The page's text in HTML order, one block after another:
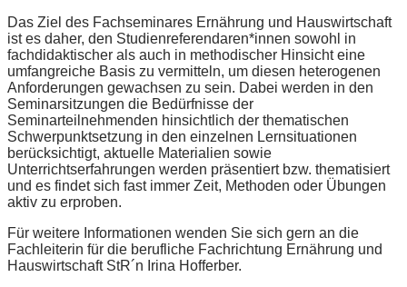
Das Ziel des Fachseminares Ernährung und Hauswirtschaft
ist es daher, den Studienreferendaren*innen sowohl in
fachdidaktischer als auch in methodischer Hinsicht eine
umfangreiche Basis zu vermitteln, um diesen heterogenen
Anforderungen gewachsen zu sein. Dabei werden in den
Seminarsitzungen die Bedürfnisse der
Seminarteilnehmenden hinsichtlich der thematischen
Schwerpunktsetzung in den einzelnen Lernsituationen
berücksichtigt, aktuelle Materialien sowie
Unterrichtserfahrungen werden präsentiert bzw. thematisiert
und es findet sich fast immer Zeit, Methoden oder Übungen
aktiv zu erproben.
Für weitere Informationen wenden Sie sich gern an die
Fachleiterin für die berufliche Fachrichtung Ernährung und
Hauswirtschaft StR´n Irina Hofferber.